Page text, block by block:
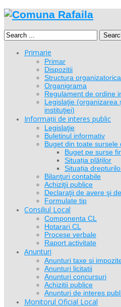
Primarie
Primar
Dispozitii
Structura organizatorica
Organigrama
Regulament de ordine
Legislaţie (organizarea
instituţiei)
Informații de interes public
Legislaţie
Buletinul informativ
Buget din toate sursele
Buget pe surse
Situația plăților
Situația
Bilanţuri contabile
Achiziţii publice
Declaraţii de avere şi
Formulate tip
Consiliul Local
Componenta CL
Hotarari CL
Procese verbale
Raport activitate
Anunturi
Anunturi taxe si
Anunturi licitatii
Anunturi concursuri
Achizitii publice
Anunturi de interes
Monitorul Oficial Local